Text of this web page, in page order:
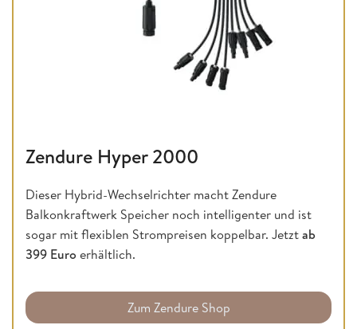
Zendure Hyper 2000
Dieser Hybrid-Wechselrichter macht Zendure
Balkonkraftwerk Speicher noch intelligenter und ist
sogar mit flexiblen Strompreisen koppelbar. Jetztab
399 Euroerhältlich.
Zum Zendure Shop